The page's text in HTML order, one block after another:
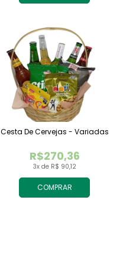
COMPRAR
3x de R$ 90,12
R$270,36
Cesta De Cervejas - Variadas